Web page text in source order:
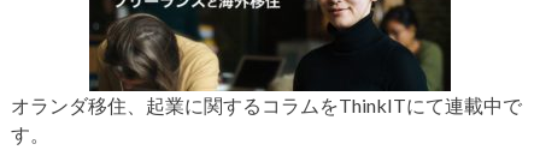
オランダ移住、起業に関するコラムをThinkITにて連載中で
す。